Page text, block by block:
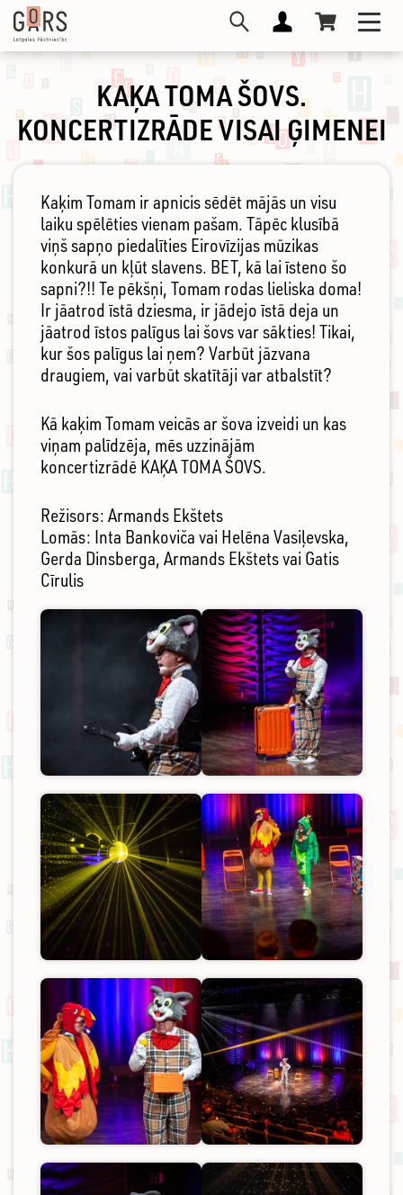
Skip
main
content
KAĶA TOMA ŠOVS.
KONCERTIZRĀDE VISAI ĢIMENEI
Kaķim Tomam ir apnicis sēdēt mājās un visu
laiku spēlēties vienam pašam. Tāpēc klusībā
viņš sapņo piedalīties Eirovīzijas mūzikas
konkurā un kļūt slavens. BET, kā lai īsteno šo
sapni?!! Te pēkšņi, Tomam rodas lieliska doma!
Ir jāatrod īstā dziesma, ir jādejo īstā deja un
jāatrod īstos palīgus lai šovs var sākties! Tikai,
kur šos palīgus lai ņem? Varbūt jāzvana
draugiem, vai varbūt skatītāji var atbalstīt?
Kā kaķim Tomam veicās ar šova izveidi un kas
viņam palīdzēja, mēs uzzinājām
koncertizrādē KAĶA TOMA ŠOVS.
Režisors: Armands Ekštets
Lomās: Inta Bankoviča vai Helēna Vasiļevska,
Gerda Dinsberga, Armands Ekštets vai Gatis
Cīrulis